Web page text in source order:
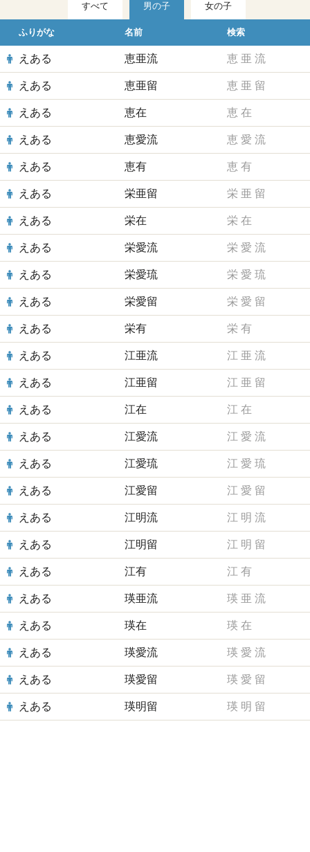
すべて 男の子 女の子
ふりがな 名前 検索
えある 恵亜流 恵 亜 流
えある 恵亜留 恵 亜 留
えある 恵在 恵 在
えある 恵愛流 恵 愛 流
えある 恵有 恵 有
えある 栄亜留 栄 亜 留
えある 栄在 栄 在
えある 栄愛流 栄 愛 流
えある 栄愛琉 栄 愛 琉
えある 栄愛留 栄 愛 留
えある 栄有 栄 有
えある 江亜流 江 亜 流
えある 江亜留 江 亜 留
えある 江在 江 在
えある 江愛流 江 愛 流
えある 江愛琉 江 愛 琉
えある 江愛留 江 愛 留
えある 江明流 江 明 流
えある 江明留 江 明 留
えある 江有 江 有
えある 瑛亜流 瑛 亜 流
えある 瑛在 瑛 在
えある 瑛愛流 瑛 愛 流
えある 瑛愛留 瑛 愛 留
えある 瑛明留 瑛 明 留